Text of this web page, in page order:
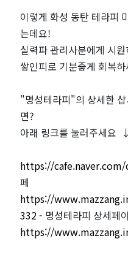
이렇게 화성 동탄 테라피
는데요!
실력파 관리사분에게 시
쌓인피로 기분좋게 회복
"명성테라피"의 상세한
면?
아래 링크를 눌러주
https://
페
https://
332- 명성테라피 상세페
https://